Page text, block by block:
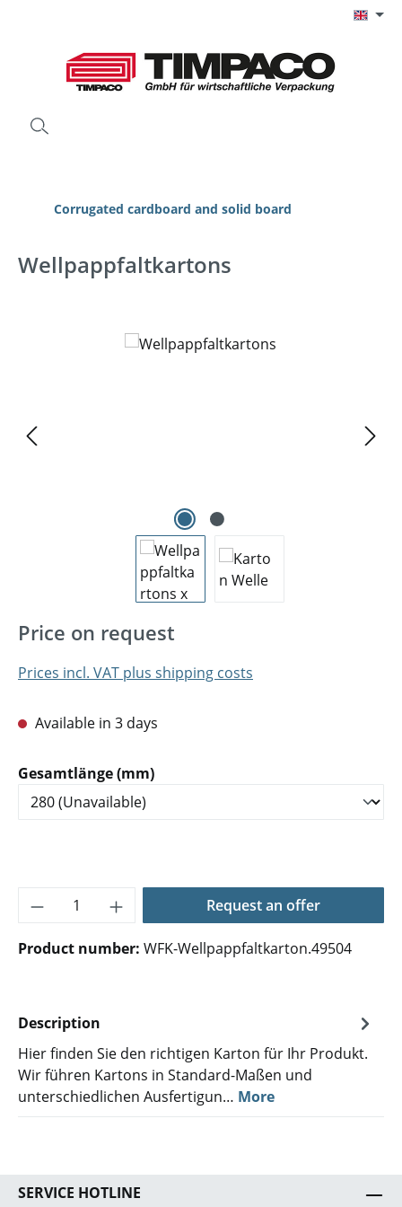
Corrugated cardboard and solid board
Wellpappfaltkartons
Skip image gallery
Price on request
Prices incl. VAT plus shipping costs
Available in 3 days
Select
Gesamtlänge (mm)
Product Quantity: Enter the desired
Request an offer
Product number: WFK-Wellpappfaltkarton.49504
Description
Hier finden Sie den richtigen Karton für Ihr Produkt.
Wir führen Kartons in Standard-Maßen und
unterschiedlichen Ausfertigun… More
SERVICE HOTLINE